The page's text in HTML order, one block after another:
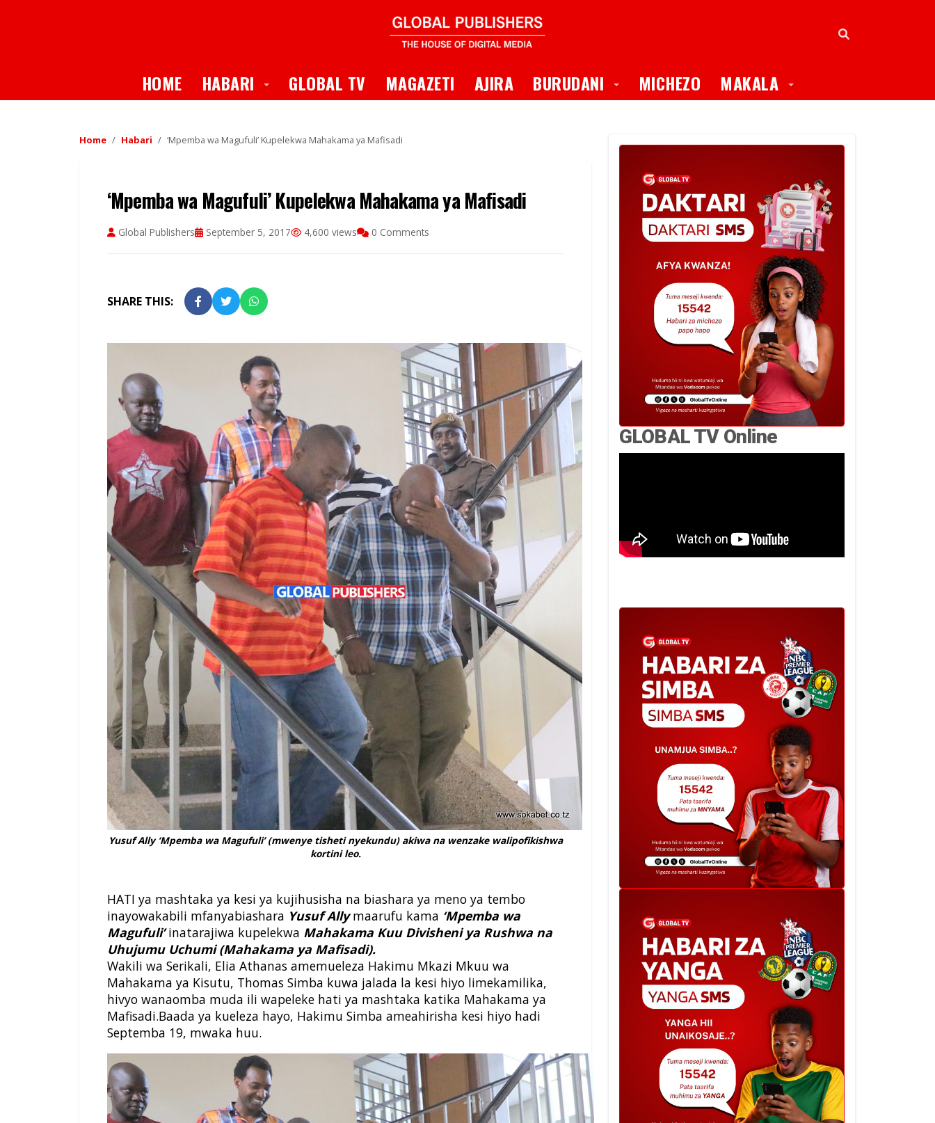
HOME HABARI Toggle Dropdown
GLOBAL TV MAGAZETI AJIRA BURUDANI Toggle Dropdown
MICHEZO MAKALA Toggle Dropdown
Home Habari ‘Mpemba wa Magufuli’ Kupelekwa Mahakama ya Mafisadi
‘Mpemba wa Magufuli’ Kupelekwa Mahakama ya Mafisadi
Global Publishers September 5, 2017 4,600 views 0 Comments
SHARE THIS:
Yusuf Ally ‘Mpemba wa Magufuli’ (mwenye tisheti nyekundu) akiwa na wenzake walipofikishwa
kortini leo.
HATI ya mashtaka ya kesi ya kujihusisha na biashara ya meno ya tembo
inayowakabili mfanyabiashara Yusuf Allymaarufu kama ‘Mpemba wa
Magufuli’ inatarajiwa kupelekwa Mahakama Kuu Divisheni ya Rushwa na
Uhujumu Uchumi (Mahakama ya Mafisadi).
Wakili wa Serikali, Elia Athanas amemueleza Hakimu Mkazi Mkuu wa
Mahakama ya Kisutu, Thomas Simba kuwa jalada la kesi hiyo limekamilika,
hivyo wanaomba muda ili wapeleke hati ya mashtaka katika Mahakama ya
Mafisadi.Baada ya kueleza hayo, Hakimu Simba ameahirisha kesi hiyo hadi
Septemba 19, mwaka huu.
GLOBAL TV Online